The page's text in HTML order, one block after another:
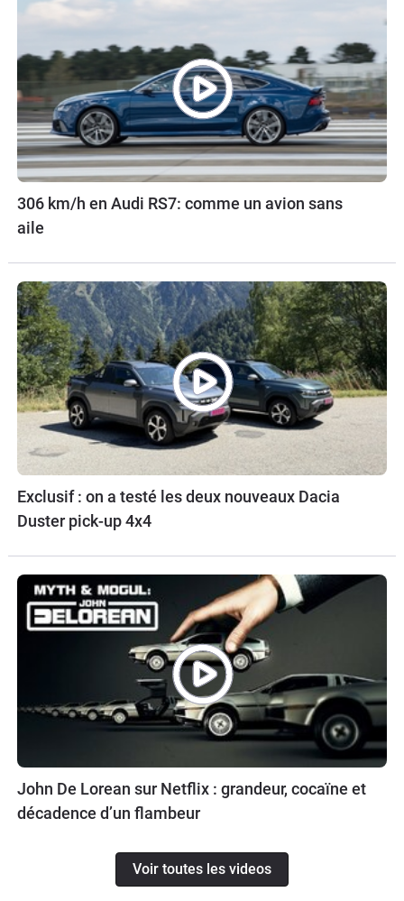
306 km/h en Audi RS7: comme un avion sans
aile
Exclusif : on a testé les deux nouveaux Dacia
Duster pick-up 4x4
John De Lorean sur Netflix : grandeur, cocaïne et
décadence d’un flambeur
Voir toutes les videos